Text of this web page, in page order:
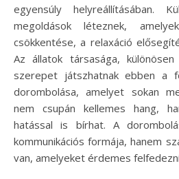
egyensúly helyreállításában.
megoldások léteznek,
csökkentése, a relaxáció
Az állatok társasága,
szerepet játszhatnak ebben a
dorombolása, amelyet sokan
nem csupán kellemes hang,
hatással is bírhat. A
kommunikációs formája, hanem
van, amelyeket érdemes